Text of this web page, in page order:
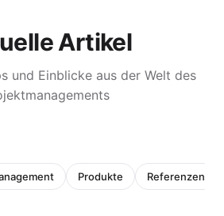
Artikel
und Einblicke aus der Welt des
Produkte Referenzen